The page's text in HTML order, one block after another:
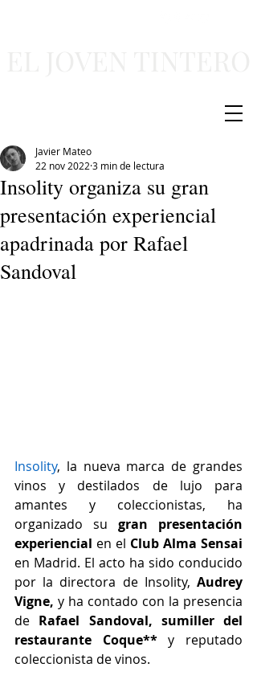
Insolity organiza su gran
presentación experiencial
apadrinada por Rafael
Sandoval
Javier Mateo
22 nov 2022 3 min de lectura
Insolity, la nueva marca de grandes
vinos y destilados de lujo para
amantes y coleccionistas, ha
organizado su gran presentación
experiencial en el
en Madrid. El acto ha sido conducido
por la directora de Insolity, Audrey
Vigne, y ha contado con la presencia
de Rafael Sandoval, sumiller del
restaurante Coque** y reputado
coleccionista de vinos.